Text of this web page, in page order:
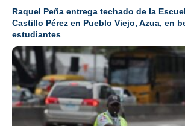
Raquel Peña entrega techado de la
Castillo Pérez en Pueblo Viejo, Azua, en
estudiantes